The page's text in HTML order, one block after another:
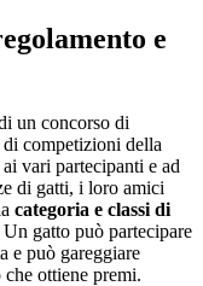
e
un concorso di
di competizioni della
vari partecipanti e ad
di gatti, i loro amici
categoria e classi di
gatto può partecipare
e può gareggiare
ottiene premi.